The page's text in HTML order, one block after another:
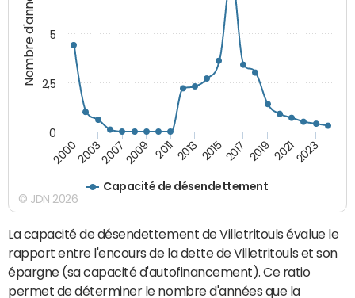
Nombre d'années
Capacité de désendettement
2000200320072009 2011 2013 20152017 2019 20212023
0
2,5
5
© JDN 2026
La capacité de désendettement de Villetritouls évalue le
rapport entre l'encours de la dette de Villetritouls et son
épargne (sa capacité d'autofinancement). Ce ratio
permet de déterminer le nombre d'années que la